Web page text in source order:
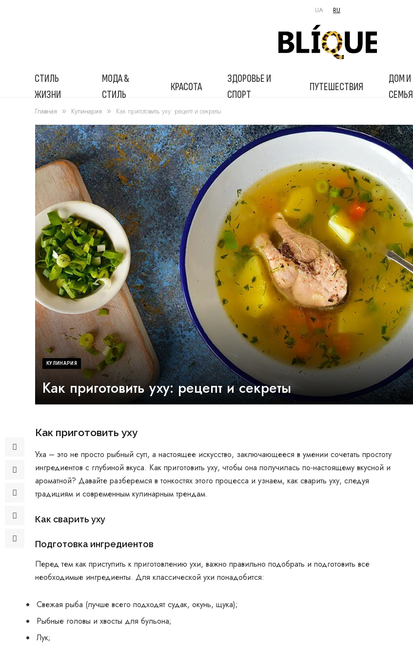
UA RU
СТИЛЬ
ЖИЗНИ
МОДА &
СТИЛЬ
КРАСОТА
ЗДОРОВЬЕ И
СПОРТ
ПУТЕШЕСТВИЯ
ДОМ И
СЕМЬЯ
Главная » Кулинария » Как приготовить уху: рецепт и секреты
КУЛИНАРИЯ
Как приготовить уху: рецепт и секреты
Как приготовить уху
Уха – это не просто рыбный суп, а настоящее искусство, заключающееся в умении сочетать простоту
ингредиентов с глубиной вкуса. Как приготовить уху, чтобы она получилась по-настоящему вкусной и
ароматной? Давайте разберемся в тонкостях этого процесса и узнаем, как сварить уху, следуя
традициям и современным кулинарным трендам.
Как сварить уху
Подготовка ингредиентов
Перед тем как приступить к приготовлению ухи, важно правильно подобрать и подготовить все
необходимые ингредиенты. Для классической ухи понадобится:
Свежая рыба (лучше всего подходят судак, окунь, щука);
Рыбные головы и хвосты для бульона;
Лук;